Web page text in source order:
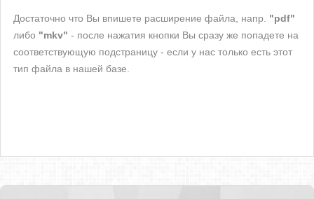
Достаточно что Вы впишете расширение файла, напр. "pdf"
либо "mkv" - после нажатия кнопки Вы сразу же попадете на
соответствующую подстраницу - если у нас только есть этот
тип файла в нашей базе.